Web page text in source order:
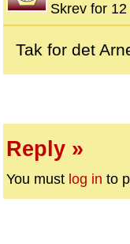
Skrev for
Tak for det
Reply »
You must log in to